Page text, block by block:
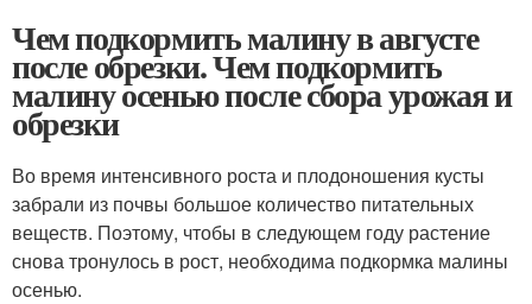
Чем подкормить малину в августе
после обрезки. Чем подкормить
малину осенью после сбора урожая и
обрезки
Во время интенсивного роста и плодоношения кусты
забрали из почвы большое количество питательных
веществ. Поэтому, чтобы в следующем году растение
снова тронулось в рост, необходима подкормка малины
осенью.